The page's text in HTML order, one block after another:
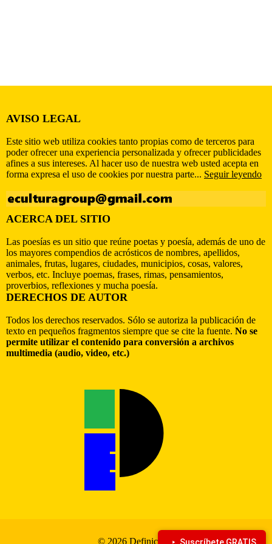
AVISO LEGAL
Este sitio web utiliza cookies tanto propias como de terceros para
poder ofrecer una experiencia personalizada y ofrecer publicidades
afines a sus intereses. Al hacer uso de nuestra web usted acepta en
forma expresa el uso de cookies por nuestra parte... Seguir leyendo
ACERCA DEL SITIO
Las poesías es un sitio que reúne poetas y poesía, además de uno de
los mayores compendios de acrósticos de nombres, apellidos,
animales, frutas, lugares, ciudades, municipios, cosas, valores,
verbos, etc. Incluye poemas, frases, rimas, pensamientos,
proverbios, reflexiones y mucha poesía.
DERECHOS DE AUTOR
Todos los derechos reservados. Sólo se autoriza la publicación de
texto en pequeños fragmentos siempre que se cite la fuente. No se
permite utilizar el contenido para conversión a archivos
multimedia (audio, video, etc.)
© 2026 Definiciona